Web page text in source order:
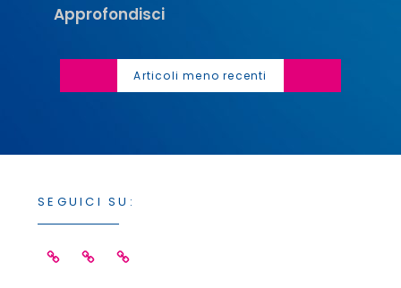
ApprofondisciLa
Della
Psoriasi
Navigazione
articoli
Articoli meno recenti
SEGUICI SU:
FacebookLinkedinInstagram